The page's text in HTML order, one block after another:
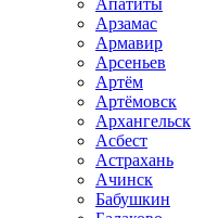
Апатиты
Арзамас
Армавир
Арсеньев
Артём
Артёмовск
Архангельск
Асбест
Астрахань
Ачинск
Бабушкин